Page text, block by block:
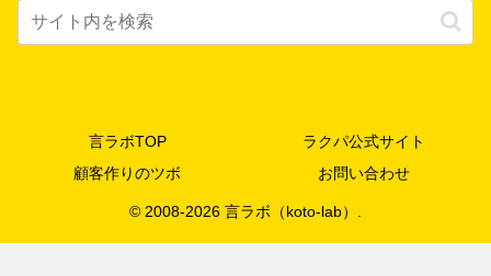
言ラボTOP
ラクパ公式サイト
顧客作りのツボ
お問い合わせ
© 2008-2026 言ラボ（koto-lab）.